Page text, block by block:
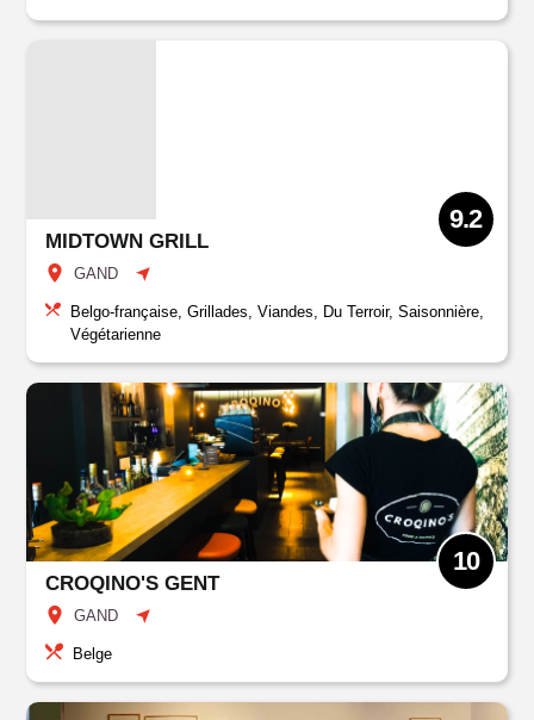
MIDTOWN GRILL
GAND
9.2
Belgo-française, Grillades, Viandes, Du Terroir, Saisonnière,
Végétarienne
CROQINO'S GENT
GAND
10
Belge